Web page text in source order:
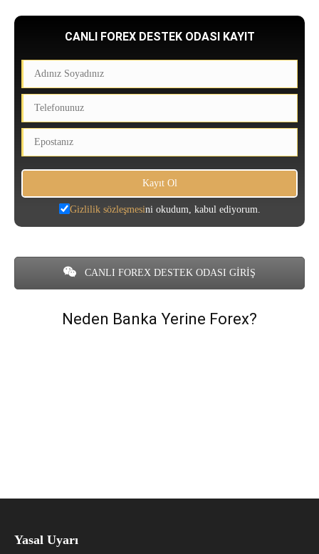
CANLI FOREX DESTEK ODASI KAYIT
Gizlilik sözleşmesini okudum, kabul ediyorum.
CANLI FOREX DESTEK ODASI GİRİŞ
Neden Banka Yerine Forex?
Yasal Uyarı